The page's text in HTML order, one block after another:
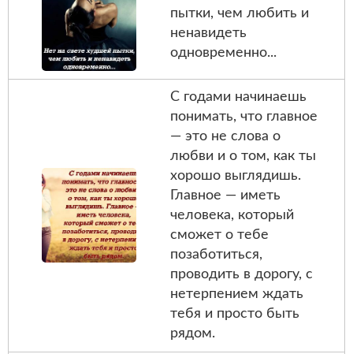
пытки, чем любить и
ненавидеть
одновременно...
С годами начинаешь
понимать, что главное
— это не слова о
любви и о том, как ты
хорошо выглядишь.
Главное — иметь
человека, который
сможет о тебе
позаботиться,
проводить в дорогу, с
нетерпением ждать
тебя и просто быть
рядом.